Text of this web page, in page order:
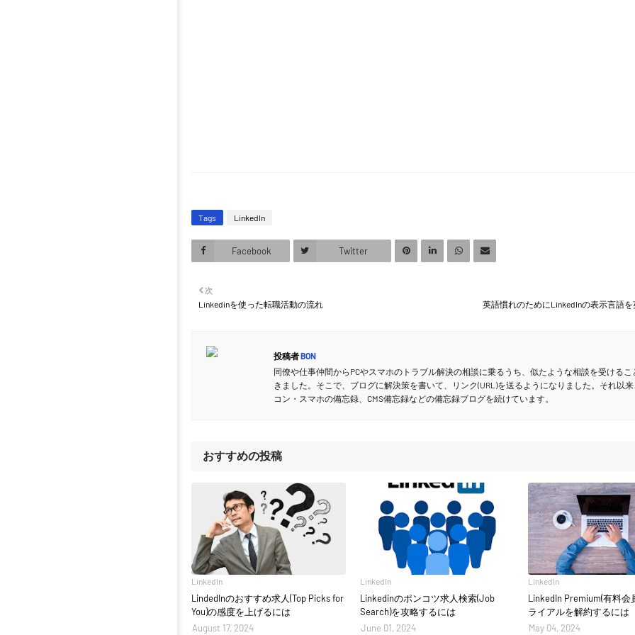
Tags LinkedIn
Facebook Twitter
英語慣れのためにLinkedInの表示言語を
次
Linkedinを使った転職活動の流れ
投稿者BON
同僚や仕事仲間からPCやスマホのトラブル解決の相談に乗るうち、似たような相談を受けるこ
きました。そこで、ブログに解決策を書いて、リンク(URL)を送るようになりました。それ以
コン・スマホの備忘録、CMS備忘録などの備忘録ブログを続けています。
おすすめの投稿
LinkedIn
LindedInのおすすめ求人(Top Picks for
You)の感度を上げるには
August 17, 2024
LinkedIn
Linkedinのポンコツ求人検索(Job
Search)を攻略するには
June 01, 2024
LinkedIn
LinkedIn Premium(有料会
ライアルを解約するには
May 04, 2024